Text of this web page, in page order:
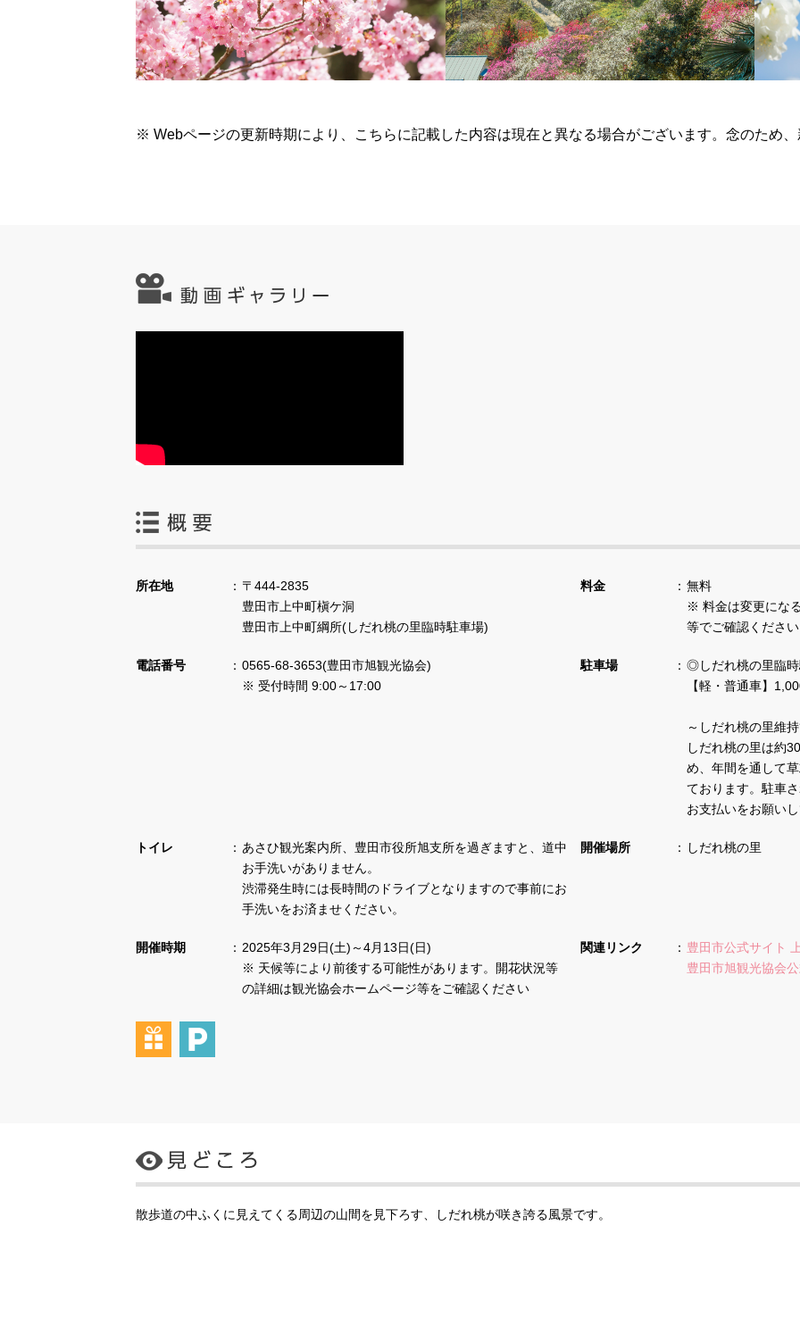
※ Webページの更新時期により、こちらに記載した内容は現在と異なる場合がございます。念のため
所在地
〒444-2835
豊田市上中町槇ケ洞
豊田市上中町綱所(しだれ桃の里臨時駐車場)
料金
無料
※ 料金は変更にな
等でご確認ください
電話番号
0565-68-3653(豊田市旭観光協会)
※ 受付時間 9:00～17:00
駐車場
◎しだれ桃の里臨
【軽・普通車】
～しだれ桃の里維
しだれ桃の里は約
め、年間を通して
ております。駐車
お支払いをお願い
トイレ
あさひ観光案内所、豊田市役所旭支所を過ぎますと、道中
お手洗いがありません。
渋滞発生時には長時間のドライブとなりますので事前にお
手洗いをお済ませください。
開催場所 しだれ桃の里
開催時期
2025年3月29日(土)～4月13日(日)
※ 天候等により前後する可能性があります。開花状況等
の詳細は観光協会ホームページ等をご確認ください
関連リンク
豊田市公式サイト
豊田市旭観光協会
散歩道の中ふくに見えてくる周辺の山間を見下ろす、しだれ桃が咲き誇る風景です。